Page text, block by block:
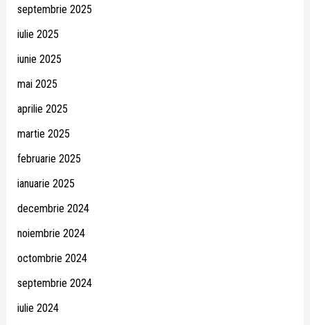
septembrie 2025
iulie 2025
iunie 2025
mai 2025
aprilie 2025
martie 2025
februarie 2025
ianuarie 2025
decembrie 2024
noiembrie 2024
octombrie 2024
septembrie 2024
iulie 2024